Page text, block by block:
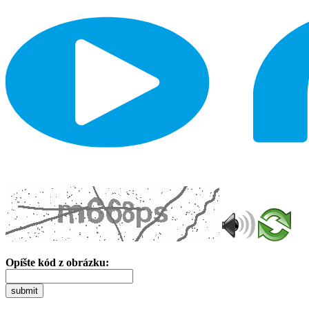
Opíšte kód z obrázku:
submit